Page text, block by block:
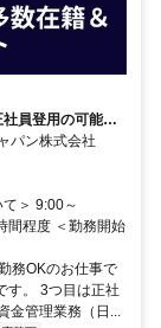
員登用の可能性
パン株式会社
＞ 9:00～
間程度 ＜勤務開始
務OKのお仕事で
す。 3つ目は正社
管理業務（日...